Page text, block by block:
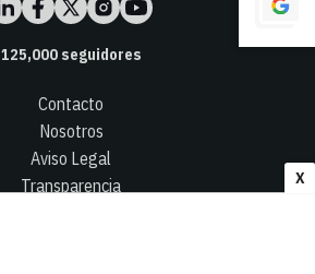
X
125,000seguidores
Contacto
Nosotros
Aviso Legal
Transparencia